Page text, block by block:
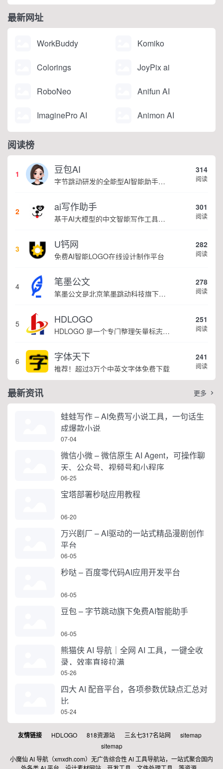
最新网址
WorkBuddy Komiko
Colorings JoyPix ai
RoboNeo Anifun AI
ImaginePro AI Animon AI
阅读榜
1 豆包AI
字节跳动研发的全能型AI智能助手，提供智能对话、知识问答、内容创作、学习办公等一站式AI服务
314
阅读
2 ai写作助手
基于AI大模型的中文智能写作工具，面向学生、自媒体、职场人士提供一站式文本创作服务 核心定位 AI写作助手是依托人工智能技术打造的创作辅助平台，专注中文文本生成与优化，帮助用户快速完成各类文案、文章、论文等内容创作，提升写作效率 核心功能 ...
301
阅读
3 U钙网
免费AI智能LOGO在线设计制作平台
282
阅读
4 笔墨公文
笔墨公文是北京笔墨跳动科技旗下垂直公文赛道 AIGC 创作平台，深耕体制公文专业场景，依托海量标准公文语料训练专属大模型。平台整合 AI 公文生成、全维度智能校对、范文库、实时更新素材库、标准化公文模板五大核心板块，兼顾公文快速撰写、文稿合...
278
阅读
5 HDLOGO
HDLOGO 是一个专门整理矢量标志和图标的网站，提供各类品牌和公司的矢量标志下载服务，主要面向设计师、营销人员和企业用户，帮他们获取高质量的品牌标识资源。
251
阅读
6 字体天下
推荐！超过3万个中英文字体免费下载
241
阅读
最新资讯 更多 
蛙蛙写作 – AI免费写小说工具，一句话生
成爆款小说
07-04
微信小微 – 微信原生 AI Agent，可操作聊
天、公众号、视频号和小程序
06-25
宝塔部署秒哒应用教程
06-20
万兴剧厂 – AI驱动的一站式精品漫剧创作
平台
06-05
秒哒 – 百度零代码AI应用开发平台
06-05
豆包 – 字节跳动旗下免费AI智能助手
06-05
熊猫侠 AI 导航｜全网 AI 工具，一键全收
录，效率直接拉满
05-26
四大 AI 配音平台，各项参数优缺点汇总对
比
05-24
友情链接 HDLOGO 818资源站 三幺七317名站网
sitemap
sitemap
小魔仙 AI 导航（xmxdh.com）无广告综合性 AI 工具导航站，一站式聚合国内